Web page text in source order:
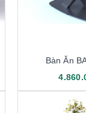
Bàn Ăn